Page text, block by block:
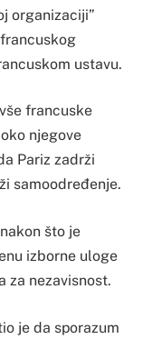
organizaciji”
ustavu.
francuske
njegove
Pariz zadrži
samoodređenje.
što je
izborne uloge
za nezavisnost.
je da sporazum